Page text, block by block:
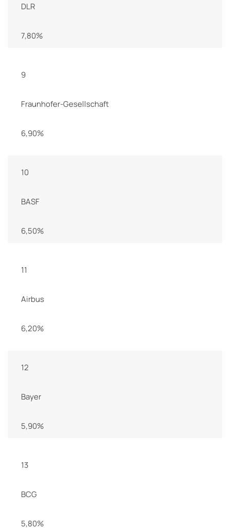
DLR
7,80%
9
Fraunhofer-Gesellschaft
6,90%
10
BASF
6,50%
11
Airbus
6,20%
12
Bayer
5,90%
13
BCG
5,80%